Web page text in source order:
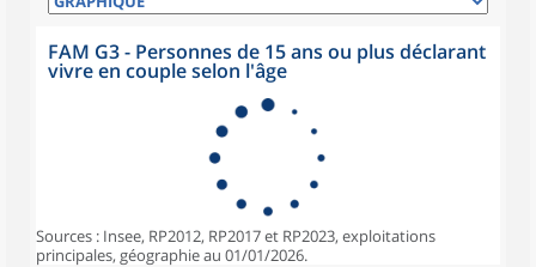
FAM G3 - Personnes de 15 ans ou plus déclarant
vivre en couple selon l'âge
Sources : Insee, RP2012, RP2017 et RP2023, exploitations
principales, géographie au 01/01/2026.